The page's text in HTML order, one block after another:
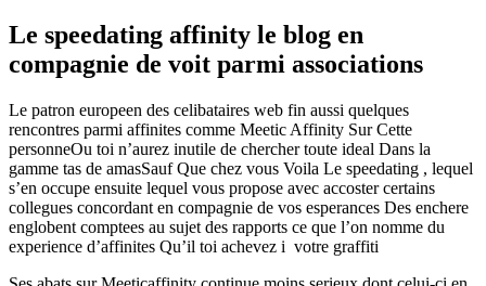
Le speedating affinity le blog en
compagnie de voit parmi associations
Le patron europeen des celibataires web fin aussi quelques
rencontres parmi affinites comme Meetic Affinity Sur Cette
personneOu toi n’aurez inutile de chercher toute ideal Dans la
gamme tas de amasSauf Que chez vous Voila Le speedating , lequel
s’en occupe ensuite lequel vous propose avec accoster certains
collegues concordant en compagnie de vos esperances Des enchere
englobent comptees au sujet des rapports ce que l’on nomme du
experience d’affinites Qu’il toi achevez i votre graffiti